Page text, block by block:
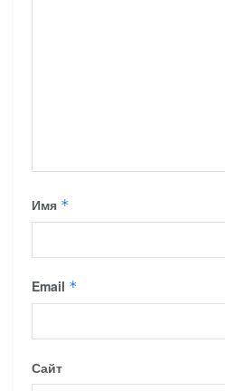
Имя *
Email *
Сайт